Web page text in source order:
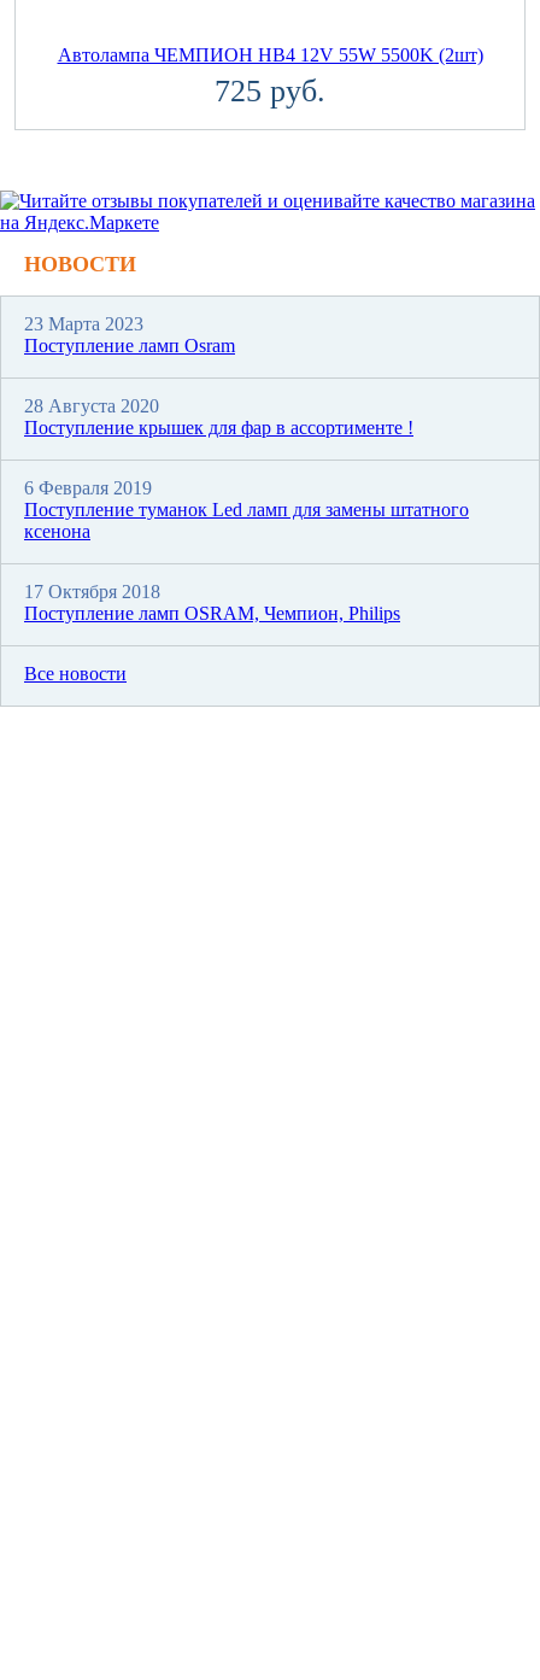
Автолампа ЧЕМПИОН HB4 12V 55W 5500K (2шт)
725 руб.
НОВОСТИ
23 Марта 2023
Поступление ламп Osram
28 Августа 2020
Поступление крышек для фар в ассортименте !
6 Февраля 2019
Поступление туманок Led ламп для замены штатного
ксенона
17 Октября 2018
Поступление ламп OSRAM, Чемпион, Philips
Все новости